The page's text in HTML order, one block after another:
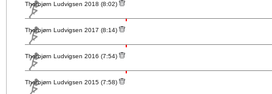
Thorbjørn Ludvigsen 2018 (8:02)
Thorbjørn Ludvigsen 2017 (8:14)
Thorbjørn Ludvigsen 2016 (7:54)
Thorbjørn Ludvigsen 2015 (7:58)